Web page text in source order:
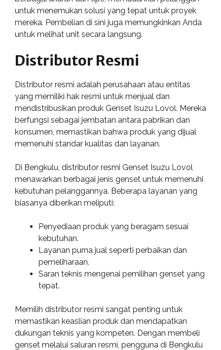
untuk menemukan solusi yang tepat untuk proyek
mereka. Pembelian di sini juga memungkinkan Anda
untuk melihat unit secara langsung.
Distributor Resmi
Distributor resmi adalah perusahaan atau entitas
yang memiliki hak resmi untuk menjual dan
mendistribusikan produk Genset Isuzu Lovol. Mereka
berfungsi sebagai jembatan antara pabrikan dan
konsumen, memastikan bahwa produk yang dijual
memenuhi standar kualitas dan layanan.
Di Bengkulu, distributor resmi Genset Isuzu Lovol
menawarkan berbagai jenis genset untuk memenuhi
kebutuhan pelanggannya. Beberapa layanan yang
biasanya diberikan meliputi:
Penyediaan produk yang beragam sesuai
kebutuhan.
Layanan purna jual seperti perbaikan dan
pemeliharaan.
Saran teknis mengenai pemilihan genset yang
tepat.
Memilih distributor resmi sangat penting untuk
memastikan keaslian produk dan mendapatkan
dukungan teknis yang kompeten. Dengan membeli
genset melalui saluran resmi, pengguna di Bengkulu